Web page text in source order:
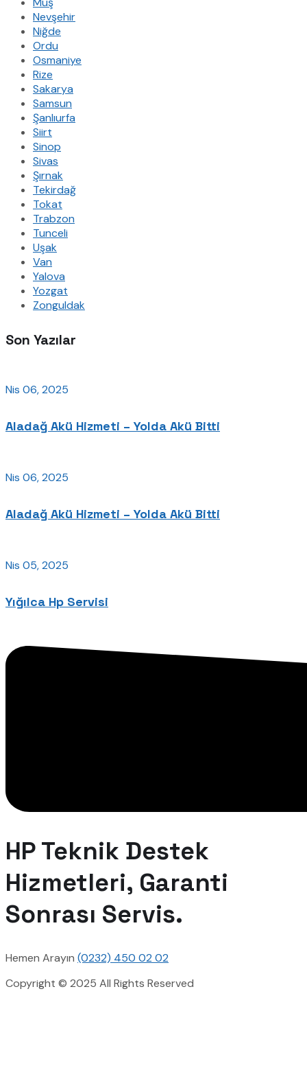
Nevşehir
Niğde
Ordu
Osmaniye
Rize
Sakarya
Samsun
Şanlıurfa
Siirt
Sinop
Sivas
Şırnak
Tekirdağ
Tokat
Trabzon
Tunceli
Uşak
Van
Yalova
Yozgat
Zonguldak
Son Yazılar
Nis 06, 2025
Aladağ Akü Hizmeti – Yolda Akü Bitti
Nis 06, 2025
Aladağ Akü Hizmeti – Yolda Akü Bitti
Nis 05, 2025
Yığılca Hp Servisi
HP Teknik Destek
Hizmetleri, Garanti
Sonrası Servis.
Hemen Arayın (0232) 450 02 02
Copyright © 2025 All Rights Reserved